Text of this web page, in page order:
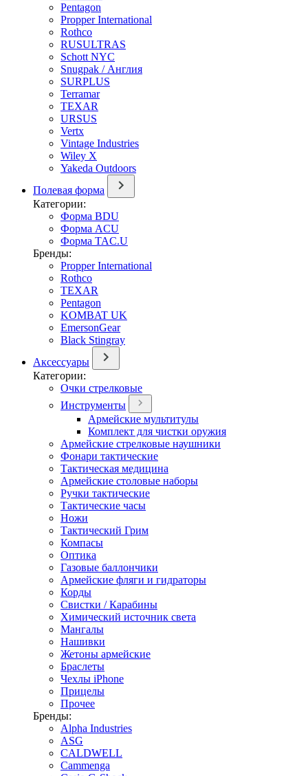
Pentagon
Propper International
Rothco
RUSULTRAS
Schott NYC
Snugpak / Англия
SURPLUS
Terramar
TEXAR
URSUS
Vertx
Vintage Industries
Wiley X
Yakeda Outdoors
Полевая форма
Категории:
Форма BDU
Форма ACU
Форма TAC.U
Бренды:
Propper International
Rothco
TEXAR
Pentagon
KOMBAT UK
EmersonGear
Black Stingray
Аксессуары
Категории:
Очки стрелковые
Инструменты
Армейские мультитулы
Комплект для чистки оружия
Армейские стрелковые наушники
Фонари тактические
Тактическая медицина
Армейские столовые наборы
Ручки тактические
Тактические часы
Ножи
Тактический Грим
Компасы
Оптика
Газовые баллончики
Армейские фляги и гидраторы
Корды
Свистки / Карабины
Химический источник света
Мангалы
Нашивки
Жетоны армейские
Браслеты
Чехлы iPhone
Прицелы
Прочее
Бренды:
Alpha Industries
ASG
CALDWELL
Cammenga